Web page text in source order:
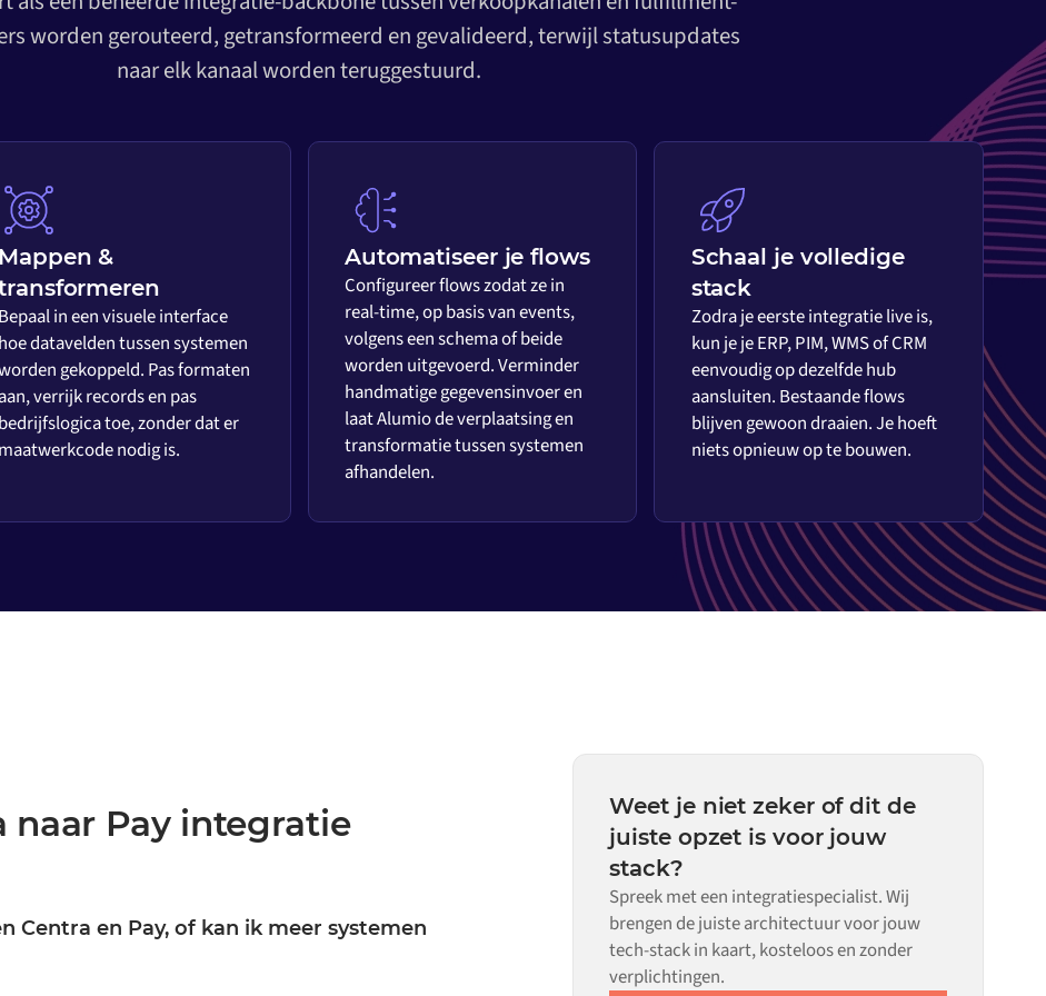
worden gerouteerd, getransformeerd en gevalideerd, terwijl statusupdates
naar elk kanaal worden teruggestuurd.
Mappen &
Bepaal in een visuele interface
hoe datavelden tussen systemen
gekoppeld. Pas formaten
aan, verrijk records en pas
bedrijfslogica toe, zonder dat er
maatwerkcode nodig is.
Automatiseer je flows
Configureer flows zodat ze in
real-time, op basis van events,
volgens een schema of beide
worden uitgevoerd. Verminder
handmatige gegevensinvoer en
laat Alumio de verplaatsing en
transformatie tussen systemen
afhandelen.
Schaal je volledige
stack
Zodra je eerste integratie live is,
kun je je ERP, PIM, WMS of CRM
eenvoudig op dezelfde hub
aansluiten. Bestaande flows
blijven gewoon draaien. Je hoeft
niets opnieuw op te bouwen.
naar Pay integratie
Centra en Pay, of kan ik meer systemen
Weet je niet zeker of dit de
juiste opzet is voor jouw
stack?
Spreek met een integratiespecialist. Wij
brengen de juiste architectuur voor jouw
tech-stack in kaart, kosteloos en zonder
verplichtingen.